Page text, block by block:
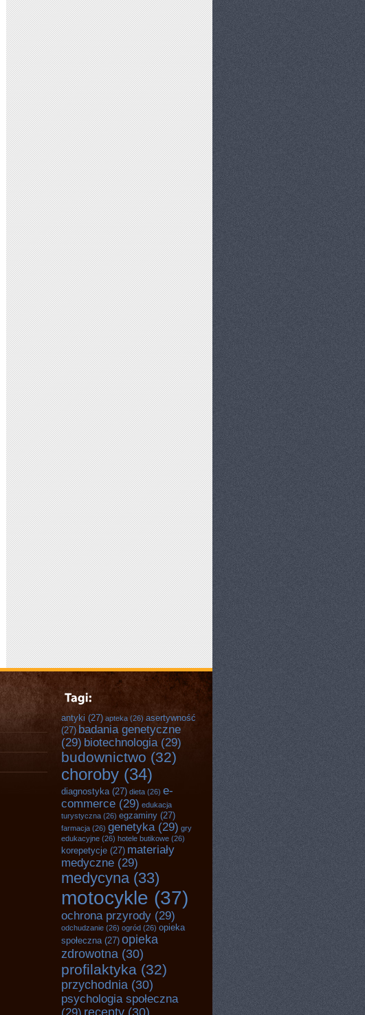
antyki (27) apteka (26) asertywność
(27) badania genetyczne
(29) biotechnologia (29)
budownictwo (32)
choroby (34)
diagnostyka(27) dieta (26) e-
commerce (29) edukacja
turystyczna (26) egzaminy (27)
farmacja (26) genetyka (29) gry
edukacyjne (26) hotele butikowe (26)
korepetycje (27) materiały
medyczne (29)
medycyna(33)
motocykle (37)
ochrona przyrody (29)
odchudzanie (26) ogród (26) opieka
społeczna(27) opieka
zdrowotna (30)
profilaktyka (32)
przychodnia (30)
psychologia społeczna
(29) recepty (30)